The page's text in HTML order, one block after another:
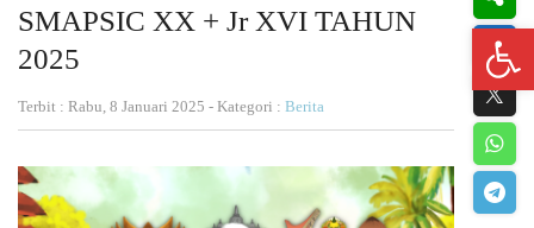
SMAPSIC XX + Jr XVI TAHUN
2025
Terbit : Rabu, 8 Januari 2025 - Kategori : Berita